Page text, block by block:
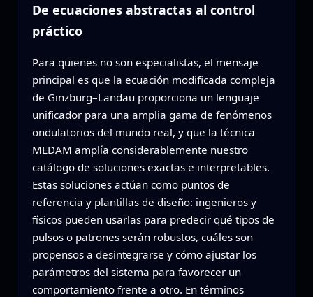
De ecuaciones abstractas al control
práctico
Para quienes no son especialistas, el mensaje
principal es que la ecuación modificada compleja
de Ginzburg–Landau proporciona un lenguaje
unificador para una amplia gama de fenómenos
ondulatorios del mundo real, y que la técnica
MEDAM amplía considerablemente nuestro
catálogo de soluciones exactas e interpretables.
Estas soluciones actúan como puntos de
referencia y plantillas de diseño: ingenieros y
físicos pueden usarlas para predecir qué tipos de
pulsos o patrones serán robustos, cuáles son
propensos a desintegrarse y cómo ajustar los
parámetros del sistema para favorecer un
comportamiento frente a otro. En términos